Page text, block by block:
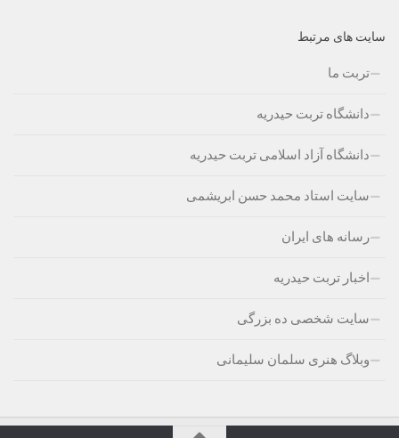
سایت های مرتبط
تربت ما
دانشگاه تربت حیدریه
دانشگاه آزاد اسلامی تربت حیدریه
سایت استاد محمد حسن ابریشمی
رسانه های ایران
اخبار تربت حیدریه
سایت شخصی ده بزرگی
وبلاگ هنری سلمان سلیمانی